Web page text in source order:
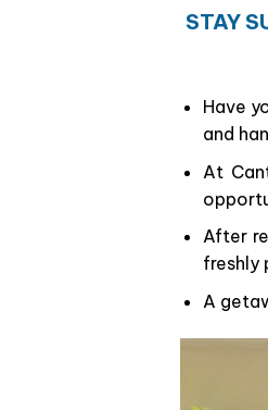
STAY
Have
and
At
After
freshly
A